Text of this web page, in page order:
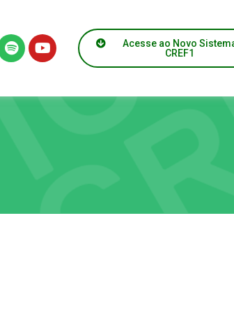
Acesse ao Novo
CREF1